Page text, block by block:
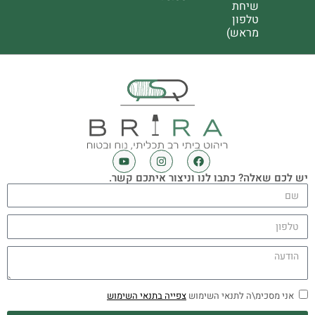
שיחת
טלפון
מראש)
יש לכם שאלה? כתבו לנו וניצור איתכם קשר.
אני מסכימ\ה לתנאי השימוש צפייה בתנאי השימוש